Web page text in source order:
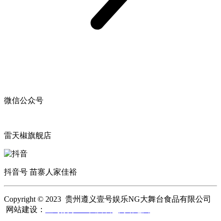
微信公众号
雷天椒旗舰店
抖音号 苗寨人家佳裕
Copyright © 2023 贵州遵义壹号娱乐NG大舞台食品有限公司
网站建设：